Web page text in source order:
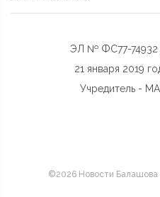
ЭЛ № ФС77-74932
21 января 2019
Учредитель -
©2026 Новости Балашова